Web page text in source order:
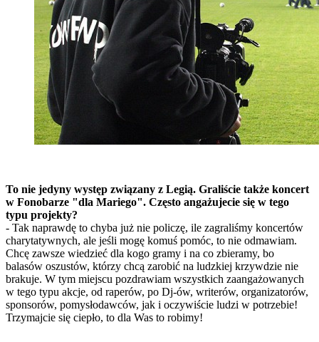
To nie jedyny występ związany z Legią. Graliście także koncert
w Fonobarze "dla Mariego". Często angażujecie się w tego
typu projekty?
- Tak naprawdę to chyba już nie policzę, ile zagraliśmy koncertów
charytatywnych, ale jeśli mogę komuś pomóc, to nie odmawiam.
Chcę zawsze wiedzieć dla kogo gramy i na co zbieramy, bo
balasów oszustów, którzy chcą zarobić na ludzkiej krzywdzie nie
brakuje. W tym miejscu pozdrawiam wszystkich zaangażowanych
w tego typu akcje, od raperów, po Dj-ów, writerów, organizatorów,
sponsorów, pomysłodawców, jak i oczywiście ludzi w potrzebie!
Trzymajcie się ciepło, to dla Was to robimy!